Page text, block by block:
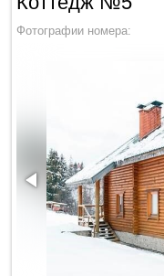
Фотографии номера: